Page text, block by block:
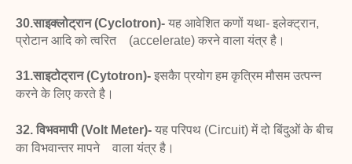
30.साइक्लोट्रान (Cyclotron)- यह आवेशित कणों यथा- इलेक्ट्रान,
प्रोटान आदि को त्वरित (accelerate) करने वाला यंत्र है।
31.साइटोट्रान (Cytotron)- इसकैा प्रयोग हम कृत्रिम मौसम उत्पन्न
करने के लिए करते है।
32. विभवमापी (Volt Meter)- यह परिपथ (Circuit) मेंदो बिंदुओं के बीच
का विभवान्तर मापने वाला यंत्र है।